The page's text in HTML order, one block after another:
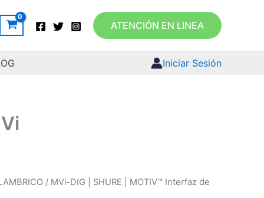
ATENCIÓN EN LINEA
Iniciar Sesión
/ MVi-DIG | SHURE | MOTIV™ Interfaz de